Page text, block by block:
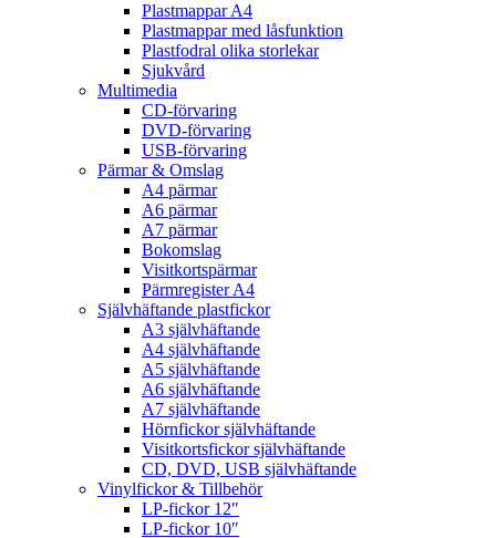
Plastmappar A4
Plastmappar med låsfunktion
Plastfodral olika storlekar
Sjukvård
Multimedia
CD-förvaring
DVD-förvaring
USB-förvaring
Pärmar & Omslag
A4 pärmar
A6 pärmar
A7 pärmar
Bokomslag
Visitkortspärmar
Pärmregister A4
Självhäftande plastfickor
A3 självhäftande
A4 självhäftande
A5 självhäftande
A6 självhäftande
A7 självhäftande
Hörnfickor självhäftande
Visitkortsfickor självhäftande
CD, DVD, USB självhäftande
Vinylfickor & Tillbehör
LP-fickor 12″
LP-fickor 10″